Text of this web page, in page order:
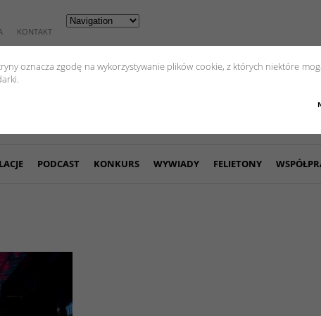
oznacza zgodę na wykorzystywanie plików cookie, z których niektóre
KONTAKT
PODCAST KONKURS WYWIADY FELIETONY